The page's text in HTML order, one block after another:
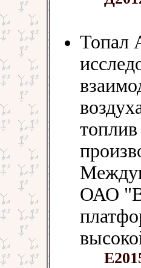
Топал
ОАО